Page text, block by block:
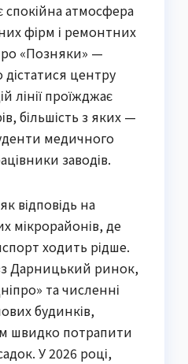
спокійна атмосфера
фірм і ремонтних
«Позняки» —
дістатися центру
лінії проїжджає
більшість з яких —
медичного
заводів.
відповідь на
мікрорайонів, де
ходить рідше.
Дарницький ринок,
та численні
будинків,
швидко потрапити
У 2026 році,